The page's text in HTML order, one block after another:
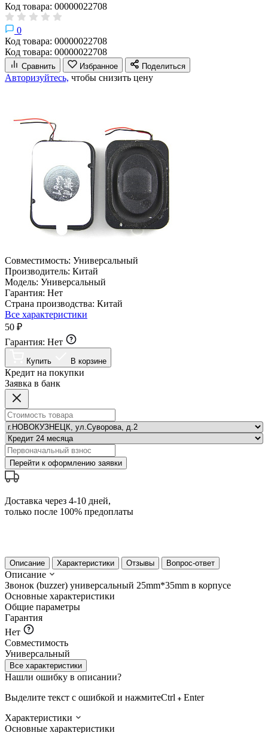
Код товара: 00000022708
0
Код товара: 00000022708
Код товара: 00000022708
Сравнить Избранное Поделиться
Авторизуйтесь, чтобы снизить цену
Совместимость: Универсальный
Производитель: Китай
Модель: Универсальный
Гарантия: Нет
Страна производства: Китай
Все характеристики
50 ₽
Гарантия: Нет
Купить В корзине
Кредит на покупки
Заявка в банк
Перейти к оформлению заявки
Доставка через 4-10 дней,
только после 100% предоплаты
Описание Характеристики Отзывы Вопрос-ответ
Описание
Звонок (buzzer) универсальный 25mm*35mm в корпусе
Основные характеристики
Общие параметры
Гарантия
Нет
Совместимость
Универсальный
Все характеристики
Нашли ошибку в описании?
Выделите текст с ошибкой и нажмитеCtrl
Enter
Характеристики
Основные характеристики